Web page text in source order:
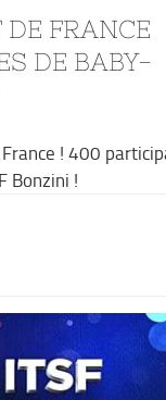
FRANCE
DE BABY-
! 400
Bonzini !